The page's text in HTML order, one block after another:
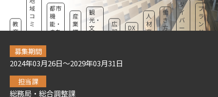
会員制度
サテライトオフィスについて
教
育
域
コ
ミ
ュ
テ
ィ
都市
機
能・
まち
産
業
振
観
光・
文
広
報
DX
人
材
育
働
き
方
ダ
イ
バ
ー
ブ
ラ
ン
ド
募集期間
2024年03月26日～2029年03月31日
担当課
総務局・総合調整課